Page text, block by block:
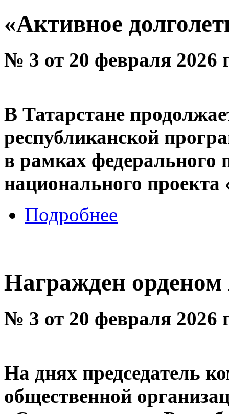
«Активное
№ 3 от 20 февраля 2026
В Татарстане
республиканской
в рамках федерального
национального
Подробнее
Награжден орденом
№ 3 от 20 февраля 2026
На днях председатель
общественной